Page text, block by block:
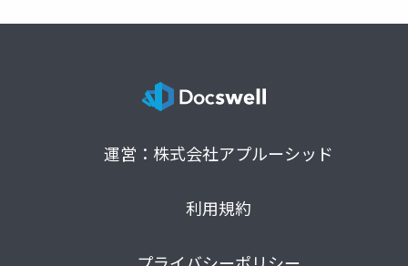
運営：株式会社アプルーシッド
利用規約